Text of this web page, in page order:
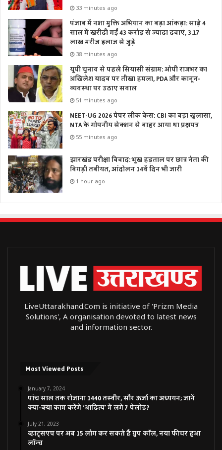
33 minutes ago
पंजाब में नशा मुक्ति अभियान का बड़ा आंकड़ा: साढ़े 4
साल में खरीदी गईं 43 करोड़ से ज्यादा दवाएं, 3.17
लाख मरीज इलाज से जुड़े
38 minutes ago
यूपी चुनाव से पहले सियासी संग्राम: ओपी राजभर का
अखिलेश यादव पर तीखा हमला, PDA और कानून-
व्यवस्था पर उठाए सवाल
51 minutes ago
NEET-UG 2026 पेपर लीक केस: CBI का बड़ा खुलासा,
NTA के गोपनीय सेक्शन से बाहर आया था प्रश्नपत्र
55 minutes ago
झारखंड परीक्षा विवाद: भूख हड़ताल पर छात्र नेता की
बिगड़ी तबीयत, आंदोलन 14वें दिन भी जारी
1 hour ago
LiveUttarakhand.Com is initiative of 'Prizm Media
Solutions', A organisation devoted to latest news
and information sector.
Most Viewed Posts
January 7, 2024
पांच साल तक रोजाना 1440 तस्वीर, सौर ऊर्जा का अध्ययन; जानें
क्या-क्या काम करेंगे ‘आदित्य’ में लगे 7 पेलोड?
July 21, 2023
व्हाट्सएप पर अब 15 लोग कर सकते हैं ग्रुप कॉल, नया फीचर हुआ
लॉन्च